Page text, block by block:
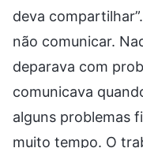
deva
não comunicar.
deparava com
comunicava
alguns problemas
muito tempo. O